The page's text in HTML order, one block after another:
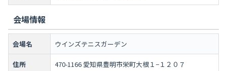
会場情報
会場名 ウインズテニスガーデン
住所 470-1166 愛知県豊明市栄町大根１−１２０７